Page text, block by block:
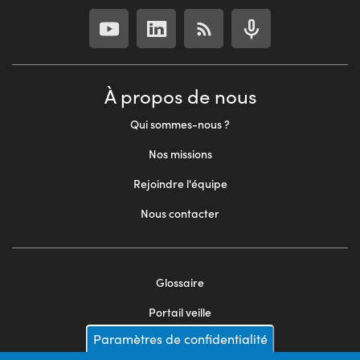
À propos de nous
Qui sommes-nous ?
Nos missions
Rejoindre l'équipe
Nous contacter
Glossaire
Portail veille
Mentions légales
Paramètres de confidentialité